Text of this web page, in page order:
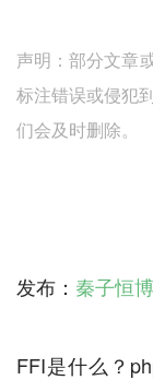
声明：部分文章
标注错误或侵犯
们会及时删除。
发布： 秦子恒
FFI是什么？